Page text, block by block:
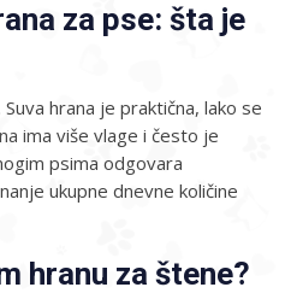
za pse: šta je
hrana je praktična, lako se
ima više vlage i često je
psima odgovara
ukupne dnevne količine
hranu za štene?